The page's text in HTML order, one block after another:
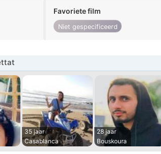
Favoriete film
Niet gespecificeerd
35 jaar
Casablanca
28 jaar
Bouskoura